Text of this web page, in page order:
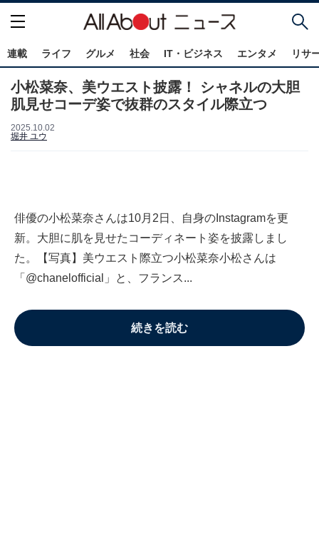
連載 ライフ グルメ 社会 IT・ビジネス エンタメ リサ
小松菜奈、美ウエスト披露！ シャネルの大胆
肌見せコーデ姿で抜群のスタイル際立つ
2025.10.02
堀井 ユウ
俳優の小松菜奈さんは10月2日、自身のInstagramを更
新。大胆に肌を見せたコーディネート姿を披露しまし
た。【写真】美ウエスト際立つ小松菜奈小松さんは
「@chanelofficial」と、フランス...
続きを読む